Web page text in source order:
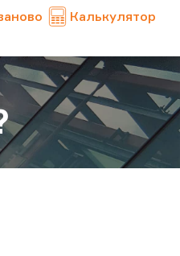
Калькулятор